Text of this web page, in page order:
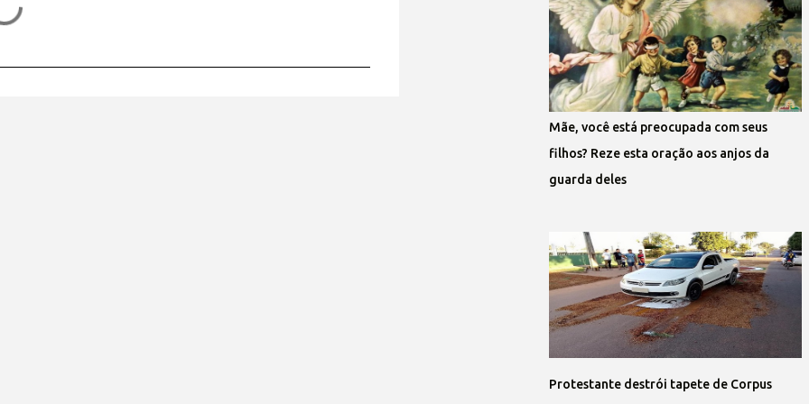
Mãe, você está preocupada com seus
filhos? Reze esta oração aos anjos da
guarda deles
Protestante destrói tapete de Corpus